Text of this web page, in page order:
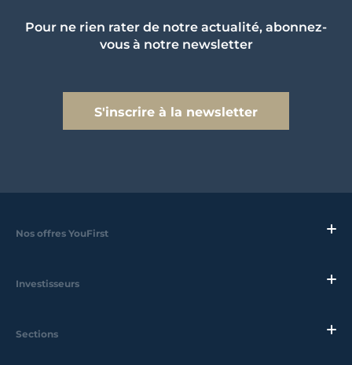
Pour ne rien rater de notre actualité, abonnez-
vous à notre newsletter
S'inscrire à la newsletter
Nos offres YouFirst
Investisseurs
Sections